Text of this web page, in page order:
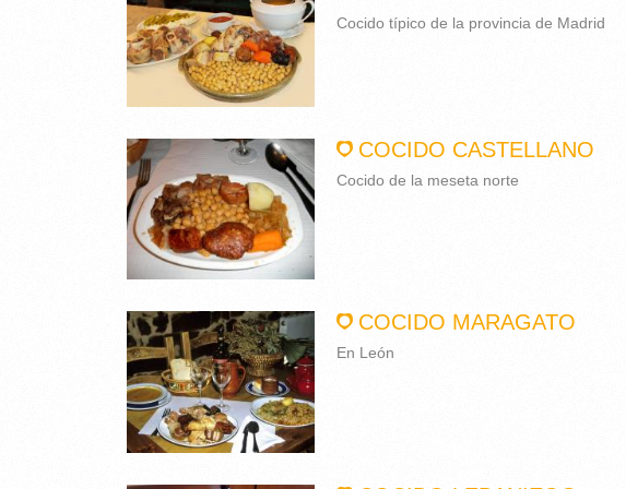
Cocido típico de la provincia de Madrid
COCIDO CASTELLANO
Cocido de la meseta norte
COCIDO MARAGATO
En León